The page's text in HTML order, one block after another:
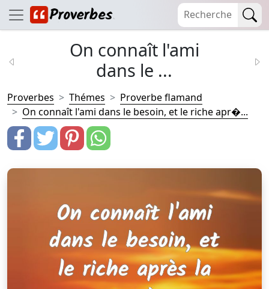
On connaît l'ami
dans le ...
Proverbes Thémes
Proverbe flamand
On connaît l'ami dans le besoin, et le riche apr�...